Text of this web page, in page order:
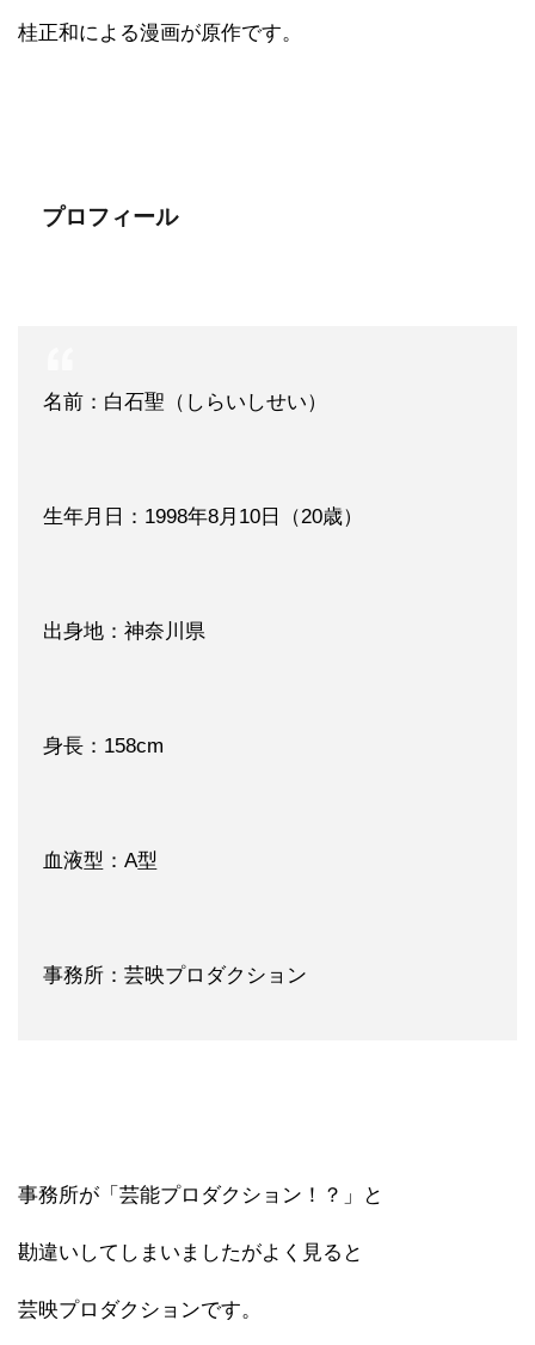
桂正和による漫画が原作です。
プロフィール
名前：白石聖（しらいしせい）
生年月日：1998年8月10日（20歳）
出身地：神奈川県
身長：158cm
血液型：A型
事務所：芸映プロダクション
事務所が「芸能プロダクション！？」と
勘違いしてしまいましたがよく見ると
芸映プロダクションです。